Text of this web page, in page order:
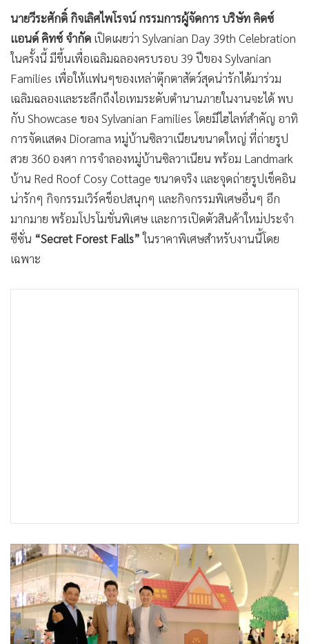
นายวีระศักดิ์ กิจเลิศไพโรจน์ กรรมการผู้จัดการ บริษัท คิดซ์
แอนด์ คิทซ์ จำกัด เปิดเผยว่า Sylvanian Day 39th Celebration
ในครั้งนี้ มีขึ้นเพื่อเฉลิมฉลองครบรอบ 39 ปีของ Sylvanian
Families เพื่อให้แฟนๆของเหล่าตุ๊กตาสัตว์สุดน่ารักได้มาร่วม
เฉลิมฉลองและระลึกถึงไอเทมระดับตำนานภายในงานจะได้ พบ
กับ Showcase ของ Sylvanian Families โดยมีไฮไลท์สำคัญ อาทิ
การจัดแสดง Diorama หมู่บ้านซิลวาเนียนขนาดใหญ่ ที่ถ่ายรูป
สวย 360 องศา การจำลองหมู่บ้านซิลวาเนียน พร้อม Landmark
บ้าน Red Roof Cosy Cottage ขนาดจริง และจุดถ่ายรูปเช็คอิน
น่ารักๆ กิจกรรมเวิร์คช็อปสนุกๆ และกิจกรรมพิเศษอื่นๆ อีก
มากมาย พร้อมโปรโมชั่นพิเศษ และการเปิดตัวสินค้าใหม่ประจำ
ซีซั่น “Secret Forest Falls”ในราคาพิเศษสำหรับงานนี้โดย
เฉพาะ